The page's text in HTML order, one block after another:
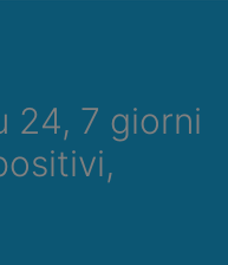
24, 7 giorni